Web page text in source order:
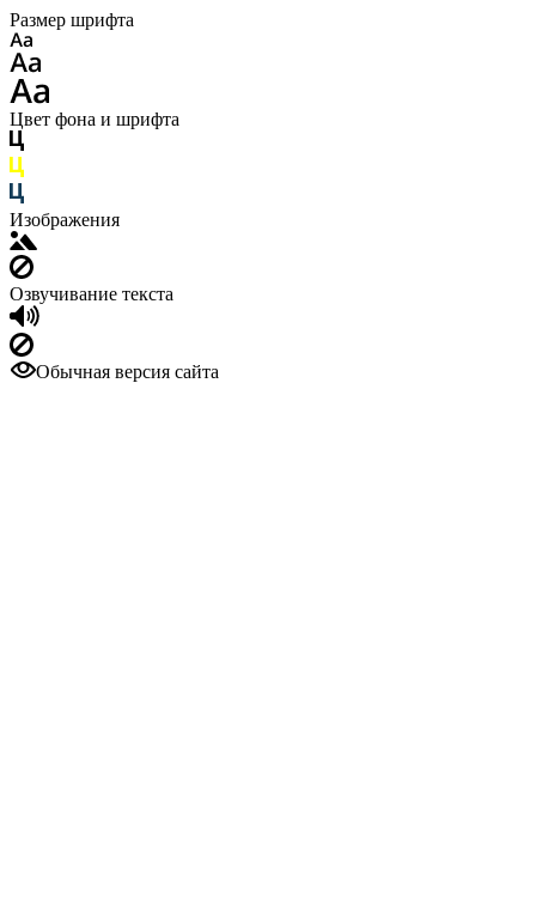
Размер шрифта
Цвет фона и шрифта
Изображения
Озвучивание текста
Обычная версия сайта